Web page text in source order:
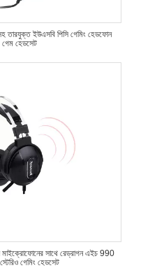
ইউএসবি পিসি গেমিং হেডফোন
হেডসেট
মাইক্রোফোনের সাথে রেড্রাগন এইচ 990
গেমিং হেডসেট